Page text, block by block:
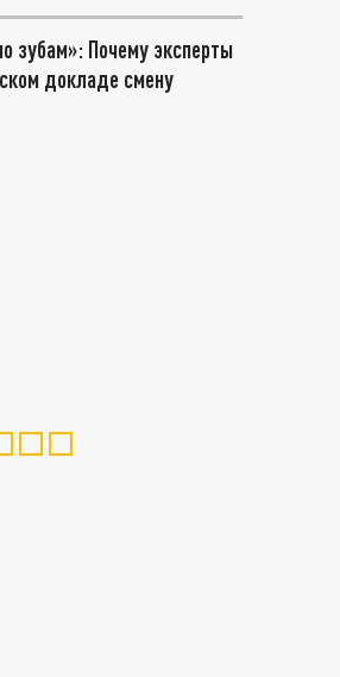
зубам»: Почему эксперты
докладе смену